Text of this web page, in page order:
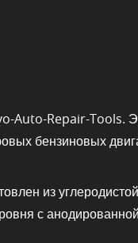
Auto-Repair-Tools.
бензиновых
из
с